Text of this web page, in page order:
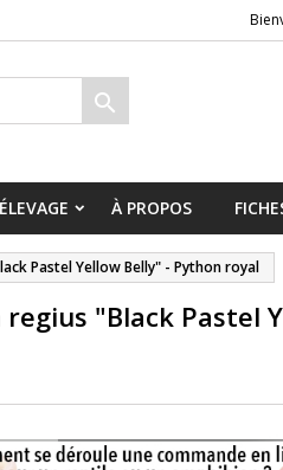

À PROPOS
Pastel Yellow Belly" - Python royal
"Black Pastel